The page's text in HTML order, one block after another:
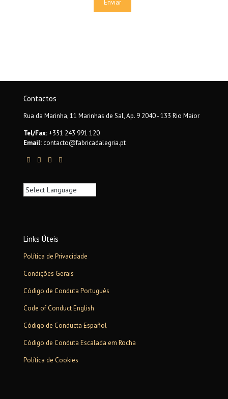
Contactos
Rua da Marinha, 11 Marinhas de Sal, Ap. 9 2040 - 133 Rio Maior
Tel/Fax:+351 243 991 120
Email:contacto@fabricadalegria.pt
Links Úteis
Política de Privacidade
Condições Gerais
Código de Conduta Português
Code of Conduct English
Código de Conducta Español
Código de Conduta Escalada em Rocha
Política de Cookies